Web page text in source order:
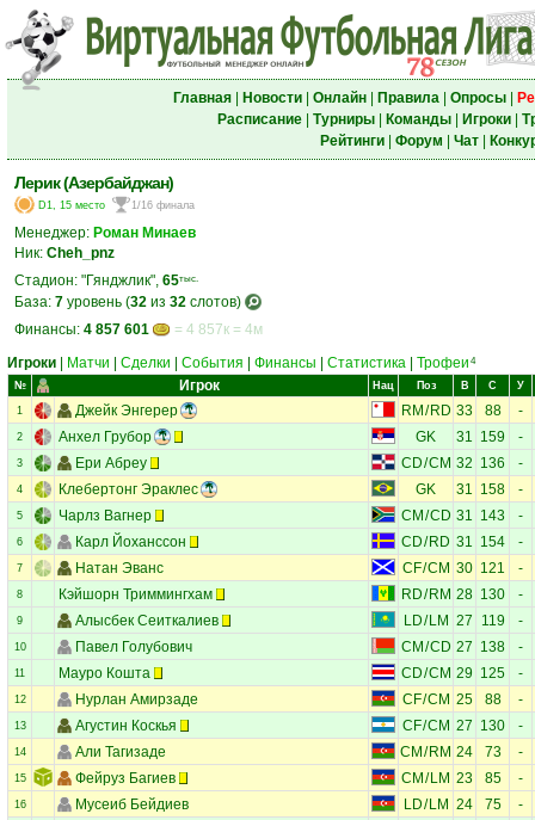
Главная| Новости| Онлайн| Правила| Опросы|
Расписание| Турниры| Команды| Игроки|
Рейтинги| Форум Чат|
Лерик (Азербайджан)
D1, 15 место 1/16 финала
Менеджер: Роман Минаев
Ник: Cheh_pnz
Стадион: "Гянджлик", 65тыс.
База: 7 уровень (32 из 32 слотов)
Финансы: 4 857 601
= 4 857к = 4м
Игроки
Матчи Сделки События Финансы Статистика Трофеи 4
№ Игрок Нац Поз В С У
1 Джейк Энгерер RM /RD 33 88 -
2 Анхел Грубор GK 31 159 -
3 Ери Абреу CD/CM 32 136 -
4 Клебертонг Эраклес GK 31 158 -
5 Чарлз Вагнер CM /CD 31 143 -
6 Карл Йоханссон CD/ RD 31 154 -
7 Натан Эванс CF/CM 30 121 -
8 Кэйшорн Триммингхам RD/RM 28 130 -
9 Алысбек Сеиткалиев LD/LM 27 119 -
10 Павел Голубович CM /CD 27 138 -
11 Мауро Кошта CD/CM 29 125 -
12 Нурлан Амирзаде CF/CM 25 88 -
13 Агустин Коскья CF/CM 27 130 -
14 Али Тагизаде CM / RM 24 73 -
15 Фейруз Багиев CM / LM 23 85 -
16 Мусеиб Бейдиев LD/LM 24 75 -